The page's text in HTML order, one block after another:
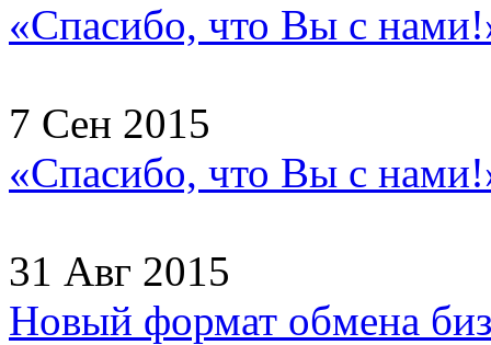
«Спасибо, что Вы с
7 Сен 2015
«Спасибо, что Вы с
31 Авг 2015
Новый формат обмена